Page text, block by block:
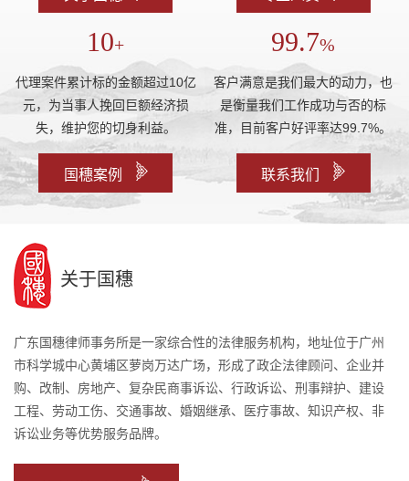
10+
代理案件累计标的金额超过10亿
元，为当事人挽回巨额经济损
失，维护您的切身利益。
国穗案例
99.7%
客户满意是我们最大的动力，也
是衡量我们工作成功与否的标
准，目前客户好评率达99.7%。
联系我们
关于国穗
广东国穗律师事务所是一家综合性的法律服务机构，地址位于广州
市科学城中心黄埔区萝岗万达广场，形成了政企法律顾问、企业并
购、改制、房地产、复杂民商事诉讼、行政诉讼、刑事辩护、建设
工程、劳动工伤、交通事故、婚姻继承、医疗事故、知识产权、非
诉讼业务等优势服务品牌。